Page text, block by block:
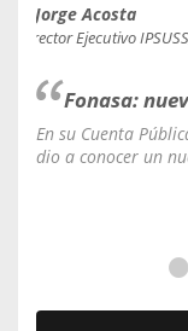
Jorge Acosta
Director Ejecutivo
Fonasa:
En su Cuenta
dio a conocer un